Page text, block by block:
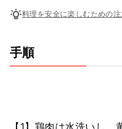
料理を安全に楽しむための
手順
【1】鶏肉は水洗いし